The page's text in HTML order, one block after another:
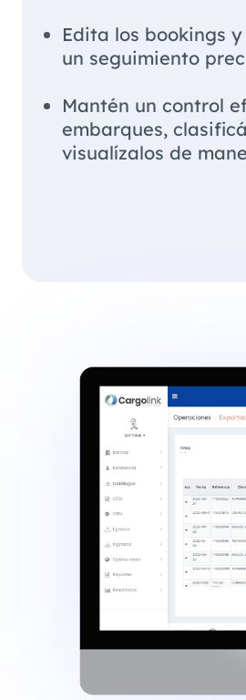
Edita los bookings
un seguimiento
⁠Mantén un control
embarques,
visualízalos de